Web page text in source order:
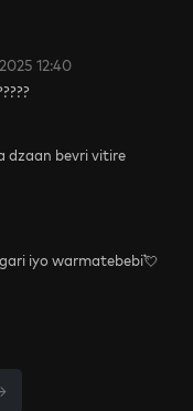
12:40
dzaan bevri vitire
iyo warmatebebi💘